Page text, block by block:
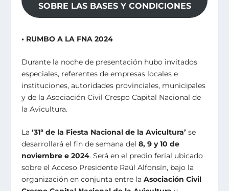
SOBRE LAS BASES Y CONDICIONES
• RUMBO A LA FNA 2024
Durante la noche de presentación hubo invitados
especiales, referentes de empresas locales e
instituciones, autoridades provinciales, municipales
y de la Asociación Civil Crespo Capital Nacional de
la Avicultura.
La‘31ª de la Fiesta Nacional de la Avicultura’ se
desarrollará el fin de semana del8, 9 y 10 de
noviembre e 2024. Será en el predio ferial ubicado
sobre el Acceso Presidente Raúl Alfonsín, bajo la
organización en conjunta entre laAsociación Civil